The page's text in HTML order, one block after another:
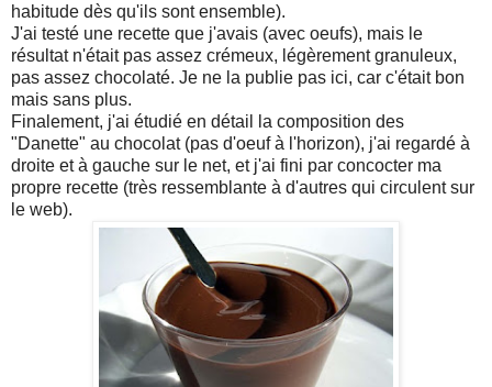
habitude dès qu'ils sont ensemble).
J'ai testé une recette que j'avais (avec oeufs), mais le
résultat n'était pas assez crémeux, légèrement granuleux,
pas assez chocolaté. Je ne la publie pas ici, car c'était bon
mais sans plus.
Finalement, j'ai étudié en détail la composition des
"Danette" au chocolat (pas d'oeuf à l'horizon), j'ai regardé à
droite et à gauche sur le net, et j'ai fini par concocter ma
propre recette (très ressemblante à d'autres qui circulent sur
le web).